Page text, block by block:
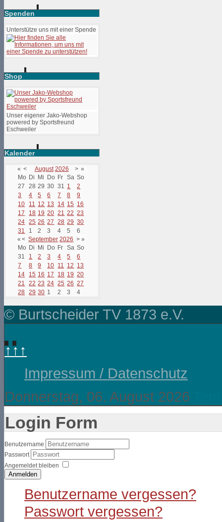
Spenden
Unterstütze uns mit einer Spende
Shop
Unser eigener Jako-Webshop
powered by Sportsfreund
Eschweiler
Kalender
« < August 2026 > »
Mo Di Mi Do Fr Sa So
27
28 29 30 31 1
2
3
4 5 6 7 8
9
10
11 12 13 14 15 16
17
18 19 20 21 22 23
24 25 26 27 28 29 30
31
1 2 3 4 5
6
« < September 2026 > »
Mo Di Mi Do Fr Sa So
31
1 2 3 4 5
6
7
8 9 10 11 12 13
14
15 16 17 18 19 20
21
22 23 24 25 26 27
28 29 30 1 2 3 4
© Burtscheider TV 1873 e.V.
↑↑↑
Impressum / Datenschutz
Donnerstag, 06. August 2026
Login Form
Benutzername
Passwort
Angemeldet bleiben
Anmelden
Benutzername vergessen?
Passwort vergessen?